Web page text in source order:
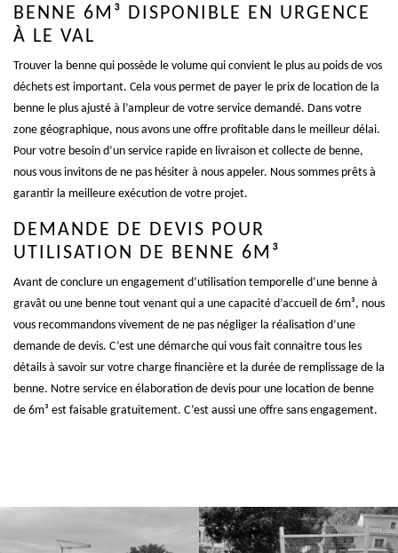
BENNE 6M³ DISPONIBLE EN URGENCE
À LE VAL
Trouver la benne qui possède le volume qui convient le plus au poids de vos
déchets est important. Cela vous permet de payer le prix de location de la
benne le plus ajusté à l’ampleur de votre service demandé. Dans votre
zone géographique, nous avons une offre profitable dans le meilleur délai.
Pour votre besoin d’un service rapide en livraison et collecte de benne,
nous vous invitons de ne pas hésiter à nous appeler. Nous sommes prêts à
garantir la meilleure exécution de votre projet.
DEMANDE DE DEVIS POUR
UTILISATION DE BENNE 6M³
Avant de conclure un engagement d’utilisation temporelle d’une benne à
gravât ou une benne tout venant qui a une capacité d’accueil de 6m³, nous
vous recommandons vivement de ne pas négliger la réalisation d’une
demande de devis. C’est une démarche qui vous fait connaitre tous les
détails à savoir sur votre charge financière et la durée de remplissage de la
benne. Notre service en élaboration de devis pour une location de benne
de 6m³ est faisable gratuitement. C’est aussi une offre sans engagement.